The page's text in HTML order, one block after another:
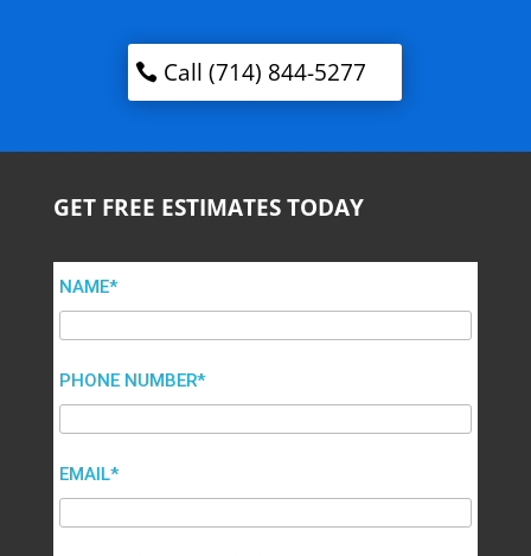
Call (714) 844-5277
GET FREE ESTIMATES TODAY
NAME*
PHONE NUMBER*
EMAIL*